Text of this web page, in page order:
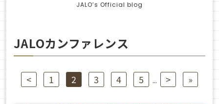
JALO’s Official blog
JALOカンファレンス
< 1 2 3 4 5 ... > »